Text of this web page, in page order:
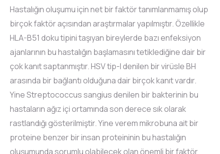
Hastalığın oluşumu için net bir faktör tanımlanmamış olup
birçok faktör açısından araştırmalar yapılmıştır. Özellikle
HLA-B51 doku tipini taşıyan bireylerde bazı enfeksiyon
ajanlarının bu hastalığın başlamasını tetiklediğine dair bir
çok kanıt saptanmıştır. HSV tip-I denilen bir virüsle BH
arasında bir bağlantı olduğuna dair birçok kanıt vardır.
Yine Streptococcus sangius denilen bir bakterinin bu
hastaların ağız içi ortamında son derece sık olarak
rastlandığı gösterilmiştir. Yine verem mikrobuna ait bir
proteine benzer bir insan proteininin bu hastalığın
oluşumunda sorumlu olabilecek olan önemli bir faktör